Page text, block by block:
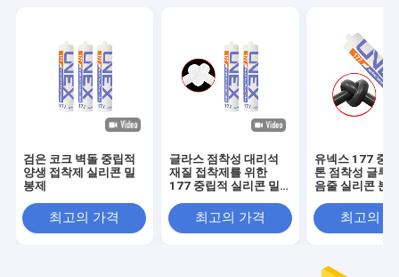
검은 코크 벽돌 중립적
양생 접착제 실리콘 밀
봉제
최고의 가격
글라스 점착성 대리석
재질 접착제를 위한
177 중립적 실리콘 밀
최고의 가격
유넥스 177 중
톤 점착성 글루
음줄 실리콘 분
최고의